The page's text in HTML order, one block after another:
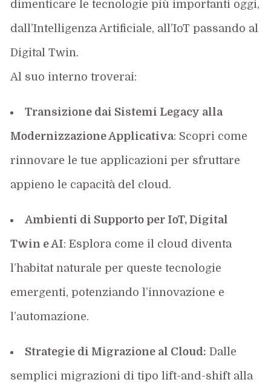
dimenticare le tecnologie più importanti oggi,
dall’Intelligenza Artificiale, all’IoT passando al
Digital Twin.
Al suo interno troverai:
Transizione dai Sistemi Legacy alla
Modernizzazione Applicativa: Scopri come
rinnovare le tue applicazioni per sfruttare
appieno le capacità del cloud.
Ambienti di Supporto per IoT, Digital
Twin e AI: Esplora come il cloud diventa
l’habitat naturale per queste tecnologie
emergenti, potenziando l’innovazione e
l’automazione.
Strategie di Migrazione al Cloud: Dalle
semplici migrazioni di tipo lift-and-shift alla